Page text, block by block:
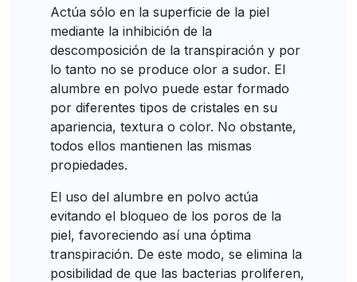
Actúa sólo en la superficie de la piel
mediante la inhibición de la
descomposición de la transpiración y por
lo tanto no se produce olor a sudor. El
alumbre en polvo puede estar formado
por diferentes tipos de cristales en su
apariencia, textura o color. No obstante,
todos ellos mantienen las mismas
propiedades.
El uso del alumbre en polvo actúa
evitando el bloqueo de los poros de la
piel, favoreciendo así una óptima
transpiración. De este modo, se elimina la
posibilidad de que las bacterias proliferen,